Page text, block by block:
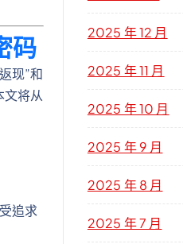
码
现”和
将从
追求
2025 年 12 月
2025 年 11 月
2025 年 10 月
2025 年 9 月
2025 年 8 月
2025 年 7 月